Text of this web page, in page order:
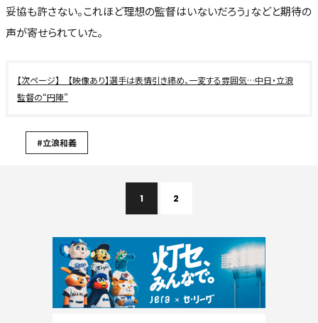
妥協も許さない。これほど理想の監督はいないだろう」などと期待の
声が寄せられていた。
【映像あり】選手は表情引き締め、一変する雰囲気…中日・立浪
監督の“円陣”
#立浪和義
1 2